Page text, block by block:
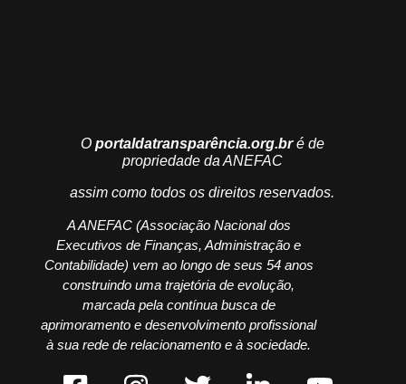
O portaldatransparência.org.bré de
propriedade da ANEFAC
assim como todos os direitos reservados.
A ANEFAC (Associação Nacional dos
Executivos de Finanças, Administração e
Contabilidade) vem ao longo de seus 54 anos
construindo uma trajetória de evolução,
marcada pela contínua busca de
aprimoramento e desenvolvimento profissional
à sua rede de relacionamento e à sociedade.